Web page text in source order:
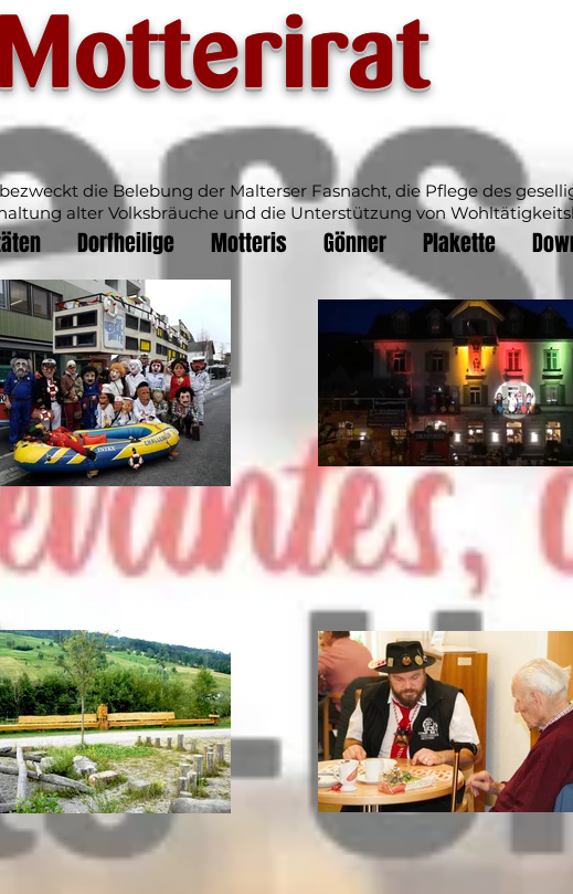
die Belebung der Malterser Fasnacht, die Pflege des
alter Volksbräuche und die Unterstützung von
Motterirat
Dorfheilige Motteris Gönner Plakette